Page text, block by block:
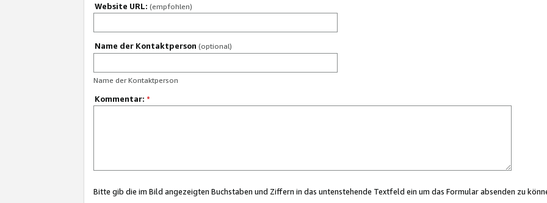
Website URL: (empfohlen)
Name der Kontaktperson (optional)
Name der Kontaktperson
Kommentar: *
Bitte gib die im Bild angezeigten Buchstaben und Ziffern in das untenstehende Textfeld ein um das Formular absenden zu